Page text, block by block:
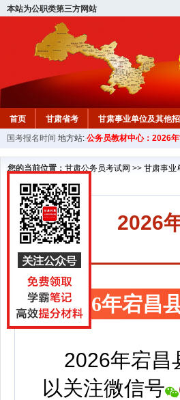
本站为公职类第三方网站
首页 甘肃省考 甘肃事业单位及其他
国考报名时间 地方站: 公务员教材中心：2026
您的当前位置： 甘肃公务员考试网 >> 甘肃事业
2026
2026年宕昌
2026年宕昌
以关注微信号